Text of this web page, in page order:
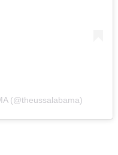
(@theussalabama)